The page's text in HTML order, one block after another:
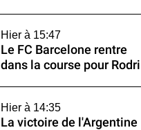
Hier à 15:47
Le FC Barcelone rentre
dans la course pour Rodri
Hier à 14:35
La victoire de l'Argentine